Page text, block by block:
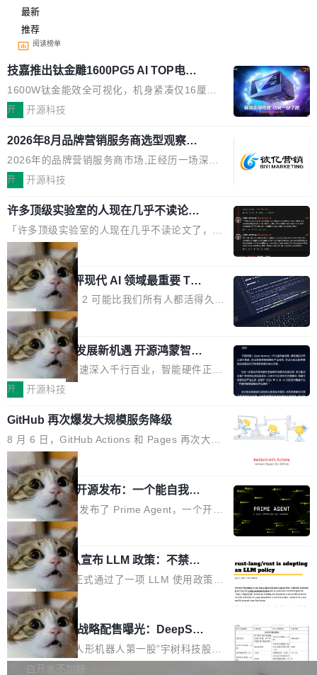
最新
推荐
阅读榜单
技嘉推出钛金雕1600PG5 AI TOP电
源：为发烧级主机与本地AI算力打造旗
舰供电方案
1600W钛金能效全可视化，机身紧凑仅16厘米
继2026台北电脑展首度亮相后，技嘉科技近日正
电源专为发烧级DIY主机与本地AI算力平台打
造，整机长度仅16厘米，提供1600W额定功率
与80PLUS钛金能效；支持ATX 3.1与PCIe 5.1
实时LCD监控屏，可充分满足当下高阶PC主机
的严苛使用需求。 澎湃功率，紧凑机身 钛金雕1
600PG5 AI TOP具备强悍输出功率，同时实现
机身尺寸大幅精简。整机长度仅16厘米，属于同
功率段机身尺寸十分紧凑的1600W电源产品。小
巧机身有效提升市面主流标准A...
开 开源科技
2026年8月品牌营销服务商选型观察：
从流量思维到品牌资产思维的范式转移
2026年的品牌营销服务商市场,正经历一场深刻
的价值重构。全球全案品牌代理机构市场从2025
复合增长率达5.44%,预计2032年将突破120亿美
元。数字广告与公共关系相关服务市场更是从20
25年的8463亿美元扩张至2026年的8763亿美
元。数字的背后是一个清晰的事实——品牌对专
业化营销服务的需求从未如此迫切。 但市场扩容
的同时,服务商的竞争逻辑正在改变。2026年Top
Agency年度合辑的观察指出,“产品”这个离消费
者最近的载体,在整个品牌营销层面的权重显著变
高了。全域营销服务商的竞争正在从规模转向深
度,案例厚度、全域覆盖、多线协同...
开 开源科技
许多顶级实验室的人现在几乎不读论文
了
「许多顶级实验室的人现在几乎不读论文了，而
且他们认为 ICLR/ICML/NeurIPS 充斥着大量过
度宣传和欺诈。」 OpenAI 研究员 Keller Jorda
n 这条推文引发了广泛讨论。他不是在说风凉
话，他是说出了一个圈内人尽皆知但很少公开捅
破的事实。 Jordan 随后补充了一句软化声明：
「我不认为这些会议上大部分论文都在过度宣传
或造假。问题是，作为读者，如果你筛选出那些
看起来最令人兴奋的论文，那它们大部分都是过
度宣传的。」 这才是真正的痛点。不是所有论文
都有问题，是最吸引眼球的那批论文最有问题。
他引用的帖子来自 Mathew Shen，一位 ICLR 2
026 的读者：「看了篇 ...
局
xAI 前工程师评现代 AI 领域最重要 Top
3 开源项目
Flash Attention 2 可能比我们所有人都活得久。
这句话不是来自某个技术博客，而是出自 Hieu
Pham 的一条推文。Hieu Pham 是谁？他是 xAI
的早期工程师之一，在 Grok 训练基础设施团队
工作过。近日他在 X 上发了一条帖子，列出了他
认为现代 AI 领域最重要的三个开源项目。 第一
理由很具体。FA 系列不需要解释，但 FA2 是他
认为最重要的一个——复杂度恰到好处，刚好能
驱动你去学 CuTe，但还没被那些"邪恶的" Hopp
er++ 优化所淹没，足够容易修改和适配。 更关
键的是 FA2 的持久性...
局
共商智能硬件发展新机遇 开源鸿蒙智能
硬件开发者日杭州站即将举行
随着万物智联加速深入千行百业，智能硬件正从
单点设备迈向智能化、网联化、协同化发展。作
鸿蒙通过统一技术底座和分布式能力，为不同类
型智能设备的开发、连接与互联提供关键支撑，
也为产业链企业探索产品创新与商业增长打开新
的空间。 8月14日，开源鸿蒙智能硬件开发者日
（OHDD：OpenHarmony Hardware Develope
r Day）将在杭州启航。活动面向智能硬件产业
链企业和开发者，邀请行业专家与资深技术顾
问，围绕开源鸿蒙技术能力、设备适配、芯片适
配、功耗与稳定性调优、兼容性测评及统一互联
等内容展开系统讲解和实战交流，帮助企业进一
步了解开源鸿蒙在智能...
开 开源科技
GitHub 再次爆发大规模服务降级
8 月 6 日，GitHub Actions 和 Pages 再次大规
模服务降级，Actions 完全不可用超过 5 小时，
webhook 停发，连自托管 runner 也因调度层故
障无法工作。Pages、Copilot code review、C
opilot coding agent 全部受影响。从检测到完全
恢复，大约 12 小时。 这是 2026 年 8 月的第六
起事故，其中四起与 AI/Copilot 服务相关。 Git
Hub 员工 kdaigle 在 HN 讨论中贴出了一组数
据：2025 年全年 10 亿次 commit。现在，每周
2.75 亿次，全年预计 140 亿次。GitHub...
局
Prime Agent 开源发布：一个能自我改
进的编程 Agent，ARC-AGI 3 超越人类
专家基线
Prime Intellect 发布了 Prime Agent，一个开源
的编程 Agent Harness，核心设计围绕两个抽
象：Recursive Language Model（RLM）和 C
ontinual Harness。在 ARC-AGI 3 基准测试
上，Prime Agent + Opus 5 的组合达到了 95.
5% RHAE Best@1，超过了 ARC 报告的人类专
家基线 95.4%。 不是又一个 coding agent 包装
器 Prime Agent 的架构和市面上大多数 coding
agent 有本质区别。大多数 agent harness 的设
计是基于早期模型的能力—...
局
Rust 项目团队宣布 LLM 政策：不禁
止，但你要承认哪些代码不是你写的
Rust 语言项目正式通过了一项 LLM 使用政策，
覆盖 rust-lang/rust 单一仓库的代码贡献。这不
是项目级别的官方立场，目前由五个团队采纳，
但它可能是主流开源项目中关于 AI 辅助贡献最
细致的一份规则。 政策的核心只有一句话：LLM
可以用来分析、提炼、审阅、建议，但不能用来
局
宇树科技 IPO 战略配售曝光：DeepSe
ek 获配 93.3 万股，锁定 36 个月
8月6日晚间，“人形机器人第一股”宇树科技股份
有限公司披露IPO发行价格及战略配售结果，杭
白开水不加糖